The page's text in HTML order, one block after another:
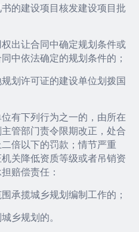
的建设项目核发建设项目批
出让合同中确定规划条件或
中依法确定的规划条件的；
划许可证的建设单位划拨国
有下列行为之一的，由所在
管部门责令限期改正，处合
倍以下的罚款；情节严重
关降低资质等级或者吊销资
赔偿责任：
承揽城乡规划编制工作的；
乡规划的。